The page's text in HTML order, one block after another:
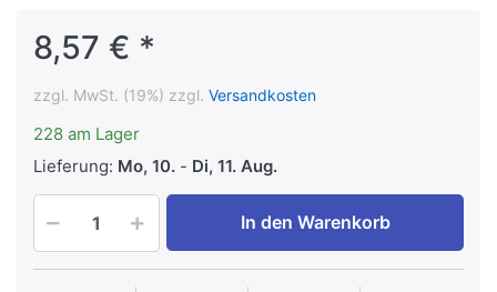
8,57 € *
zzgl. MwSt. (19%) zzgl. Versandkosten
228 am Lager
Lieferung: Mo, 10. - Di, 11. Aug.
In den Warenkorb